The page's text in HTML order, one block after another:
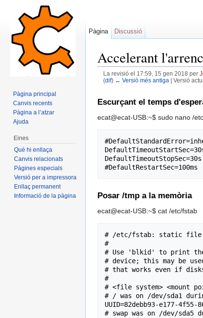
Accelerant
La revisió el 17:59, 15 gen 2018 per
(dif) ← Versió més antiga | Versió
Escurçant el temps
ecat@ecat-USB:~$ sudo nano /
DefaultTimeoutStopSec=30s
Posar /tmp a la memòria
ecat@ecat-USB:~$ cat /etc/fstab
# /etc/fstab: static file
#
# Use 'blkid' to print
# device; this may be
# that works even if
#
# <file system> <mount
# / was on /dev/sda1
UUID=82debb93-e177-
# swap was on /dev/
Pàgina Discussió
Pàgina principal
Canvis recents
Pàgina a l’atzar
Ajuda
Eines
Què hi enllaça
Canvis relacionats
Pàgines especials
Versió per a impressora
Enllaç permanent
Informació de la pàgina